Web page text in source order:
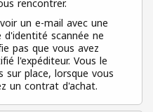
rencontrer.
un e-mail avec une
d'identité scannée ne
pas que vous avez
l'expéditeur. Vous le
sur place, lorsque vous
un contrat d'achat.